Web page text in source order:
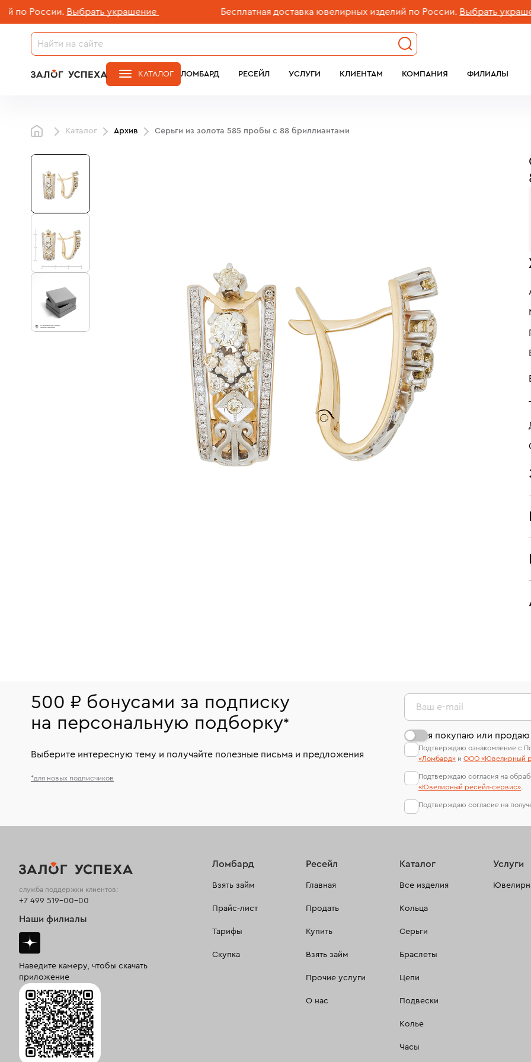
России. Выбрать украшение Бесплатная доставка ювелирных изделий по России. Выбрать украшение
ЛОМБАРД РЕСЕЙЛ УСЛУГИ КЛИЕНТАМ КОМПАНИЯ ФИЛИАЛЫ
КАТАЛОГ
Каталог Архив Серьги из золота 585 пробы c 88 бриллиантами
500 ₽ бонусами за подписку
на персональную подборку*
Выберите интересную тему и получайте полезные письма и предложения
*для новых подписчиков
Ваш e-mail
я покупаю или
Подтверждаю ознакомление с
«Ломбард» и ООО «Ювелирный
Подтверждаю согласия на
«Ювелирный ресейл-сервиc».
Подтверждаю согласие на
Ломбард
Взять займ
Прайс-лист
Тарифы
Скупка
Ресейл
Главная
Продать
Купить
Взять займ
Прочие услуги
О нас
Каталог
Все изделия
Кольца
Серьги
Браслеты
Цепи
Подвески
Колье
Часы
Услуги
служба поддержки клиентов:
+7 499 519-00-00
Наши филиалы
Наведите камеру, чтобы скачать
приложение